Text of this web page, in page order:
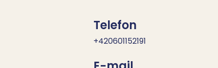
Telefon
+420601152191